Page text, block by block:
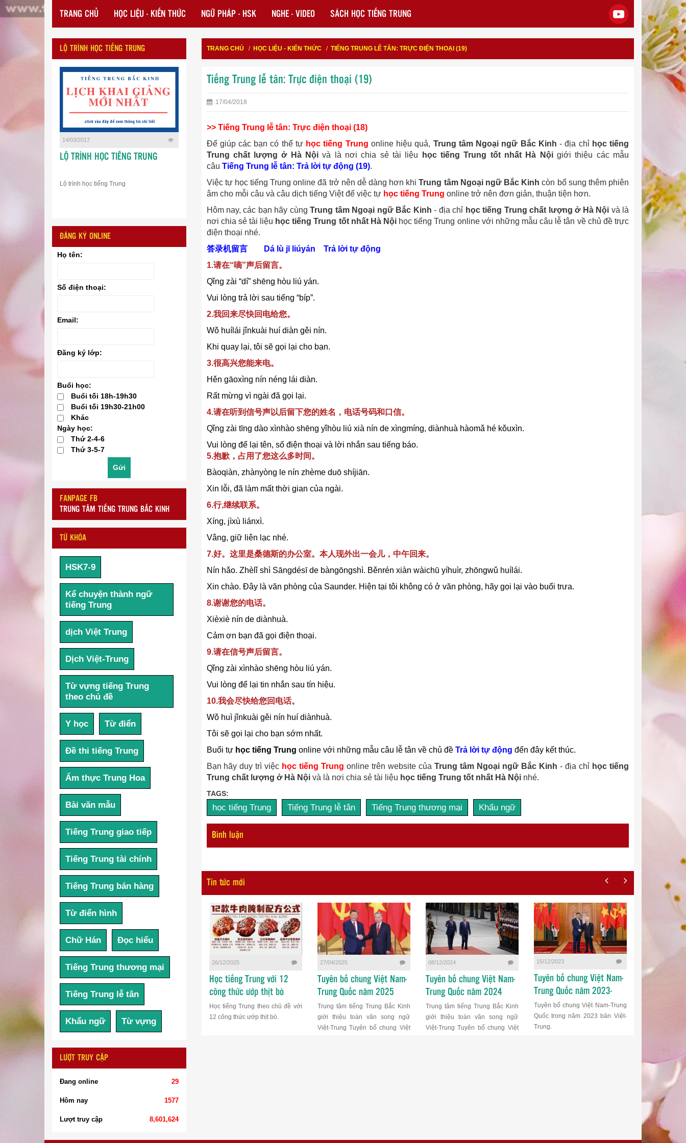
TRANG CHỦ HỌC LIỆU - KIẾN THỨC NGỮ PHÁP - HSK NGHE - VIDEO SÁCH HỌC TIẾNG TRUNG
LỘ TRÌNH HỌC TIẾNG TRUNG
14/03/2017
LỘ TRÌNH HỌC TIẾNG TRUNG
Lộ trình học tiếng Trung
ĐĂNG KÝ ONLINE
Họ tên:
Số điện thoại:
Email:
Đăng ký lớp:
Buổi học:
Buổi tối 18h-19h30
Buổi tối 19h30-21h00
Khác
Ngày học:
Thứ 2-4-6
Thứ 3-5-7
FANPAGE FB
TRUNG TÂM TIẾNG TRUNG BẮC KINH
TỪ KHÓA
HSK7-9
Kể chuyện thành ngữ
tiếng Trung
dịch Việt Trung
Dịch Việt-Trung
Từ vựng tiếng Trung
theo chủ đề
Y học Từ điển
Đề thi tiếng Trung
Ẩm thực Trung Hoa
Bài văn mẫu
Tiếng Trung giao tiếp
Tiếng Trung tài chính
Tiếng Trung bán hàng
Từ điển hình
Chữ Hán Đọc hiểu
Tiếng Trung thương mại
Tiếng Trung lễ tân
Khẩu ngữ Từ vựng
LƯỢT TRUY CẬP
Đang online 29
Hôm nay 1577
Lượt truy cập 8,601,624
TRANG CHỦ / HỌC LIỆU - KIẾN THỨC/ TIẾNG TRUNG LỄ TÂN: TRỰC ĐIỆN THOẠI (19)
Tiếng Trung lễ tân: Trực điện thoại (19)
17/04/2018
>> Tiếng Trung lễ tân: Trực điện thoại (18)
Để giúp các bạn có thể tự học tiếng Trung online hiệu quả, Trung tâm Ngoại ngữ Bắc Kinh - địa chỉ học tiếng
Trung chất lượng ở Hà Nội và là nơi chia sẻ tài liệu học tiếng Trung tốt nhất Hà Nộigiới thiệu các mẫu
câu Tiếng Trung lễ tân: Trả lời tự động (19).
Việc tự học tiếng Trung online đã trở nên dễ dàng hơn khiTrung tâm Ngoại ngữ Bắc Kinh còn bổ sung thêm phiên
âm cho mỗi câu và câu dịch tiếng Việt để việc tự học tiếng Trung online trở nên đơn giản, thuận tiện hơn.
Hôm nay, các bạn hãy cùngTrung tâm Ngoại ngữ Bắc Kinh - địa chỉ học tiếng Trung chất lượng ở Hà Nội và là
nơi chia sẻ tài liệu học tiếng Trung tốt nhất Hà Nội học tiếng Trung online với những mẫu câu lễ tân về chủ đề trực
điện thoại nhé.
答录机留言
Dá lù jī liúyán Trả lời tự động
1.请在“嘀”声后留言。
Qǐng zài “dí” shēng hòu liú yán.
Vui lòng trả lời sau tiếng “bíp”.
2.我回来尽快回电给您。
Wǒ huílái jǐnkuài huí diàn gěi nín.
Khi quay lại, tôi sẽ gọi lại cho bạn.
3.很高兴您能来电。
Hěn gāoxìng nín néng lái diàn.
Rất mừng vì ngài đã gọi lại.
4.请在听到信号声以后留下您的姓名，电话号码和口信。
Qǐng zài tīng dào xìnhào shēng yǐhòu liú xià nín de xìngmíng, diànhuà hàomǎ hé kǒuxìn.
Vui lòng để lại tên, số điện thoại và lời nhắn sau tiếng báo.
5.抱歉，占用了您这么多时间。
Bàoqiàn, zhànyòng le nín zhème duō shíjiān.
Xin lỗi, đã làm mất thời gian của ngài.
6.行,继续联系。
Xíng, jìxù liánxì.
Vâng, giữ liên lạc nhé.
7.好。这里是桑德斯的办公室。本人现外出一会儿，中午回来。
Nín hǎo. Zhèlǐ shì Sāngdésī de bàngōngshì. Běnrén xiàn wàichū yíhuìr, zhōngwǔ huílái.
Xin chào. Đây là văn phòng của Saunder. Hiện tại tôi không có ở văn phòng, hãy gọi lại vào buổi trưa.
8.谢谢您的电话。
Xièxiè nín de diànhuà.
Cảm ơn bạn đã gọi điện thoại.
9.请在信号声后留言。
Qǐng zài xìnhào shēng hòu liú yán.
Vui lòng để lại tin nhắn sau tín hiệu.
10.我会尽快给您回电话。
Wǒ huì jǐnkuài gěi nín huí diànhuà.
Tôi sẽ gọi lại cho bạn sớm nhất.
Buổi tự học tiếng Trung online với những mẫu câu lễ tân về chủ đề Trả lời tự động đến đây kết thúc.
Bạn hãy duy trì việc học tiếng Trung online trên website củaTrung tâm Ngoại ngữ Bắc Kinh - địa chỉ học tiếng
Trung chất lượng ở Hà Nộivà là nơi chia sẻ tài liệu học tiếng Trung tốt nhất Hà Nộinhé.
TAGS:
học tiếng Trung Tiếng Trung lễ tân Tiếng Trung thương mại Khẩu ngữ
Bình luận
Tin tức mới
26/12/2025
Học tiếng Trung với 12
công thức ướp thịt bò
Học tiếng Trung theo chủ đề với
12 công thức ướp thịt bò.
27/04/2025
Tuyên bố chung Việt Nam-
Trung Quốc năm 2025
Trung tâm tiếng Trung Bắc Kinh
giới thiệu toàn văn song ngữ
Việt-Trung Tuyên bố chung Việt
08/12/2024
Tuyên bố chung Việt Nam-
Trung Quốc năm 2024
Trung tâm tiếng Trung Bắc Kinh
giới thiệu toàn văn song ngữ
Việt-Trung Tuyên bố chung Việt
15/12/2023
Tuyên bố chung Việt Nam-
Trung Quốc năm 2023-
Phần 2/2
Tuyên bố chung Việt Nam-Trung
Quốc trong năm 2023 bản Việt-
Trung.
Tuyên bố